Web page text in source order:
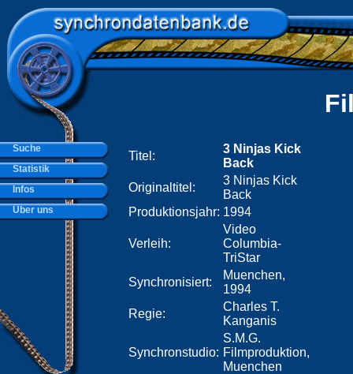
Titel:
3 Ninjas Kick
Back
Originaltitel:
3 Ninjas Kick
Back
Produktionsjahr: 1994
Verleih:
Video
Columbia-
TriStar
Synchronisiert:
Muenchen,
1994
Regie:
Charles T.
Kanganis
Synchronstudio:
S.M.G.
Filmproduktion,
Muenchen
Suche
Statistik
Infos
Über uns